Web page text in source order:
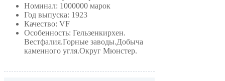
Номинал: 1000000 марок
Год выпуска: 1923
Качество: VF
Особенность: Гельзенкирхен.
Вестфалия.Горные заводы.Добыча
каменного угля.Округ Мюнстер.